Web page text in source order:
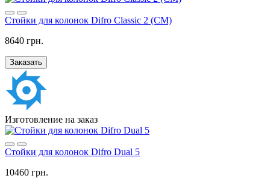
Стойки для колонок Difro Classic 2 (CM)
8640 грн.
Заказать
Изготовление на заказ
Стойки для колонок Difro Dual 5
10460 грн.